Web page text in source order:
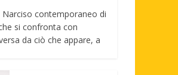
contemporaneo di
si confronta con
da ciò che appare, a